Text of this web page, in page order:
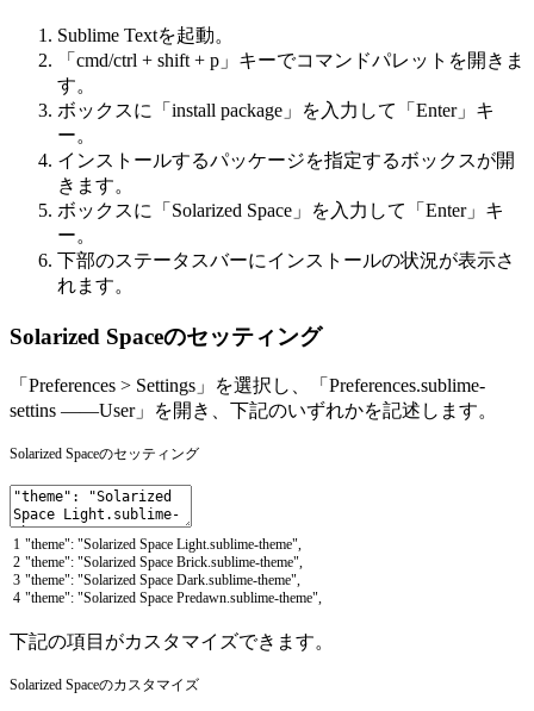
Sublime Textを起動。
「cmd/ctrl + shift + p」キーでコマンドパレットを開きま
す。
ボックスに「install package」を入力して「Enter」キ
ー。
インストールするパッケージを指定するボックスが開
きます。
ボックスに「Solarized Space」を入力して「Enter」キ
ー。
下部のステータスバーにインストールの状況が表示さ
れます。
Solarized Spaceのセッティング
「Preferences > Settings」を選択し、「Preferences.sublime-
settins ——User」を開き、下記のいずれかを記述します。
Solarized Spaceのセッティング
1
2
3
4
"theme": "Solarized Space Light.sublime-theme",
"theme": "Solarized Space Brick.sublime-theme",
"theme": "Solarized Space Dark.sublime-theme",
"theme": "Solarized Space Predawn.sublime-theme",
下記の項目がカスタマイズできます。
Solarized Spaceのカスタマイズ